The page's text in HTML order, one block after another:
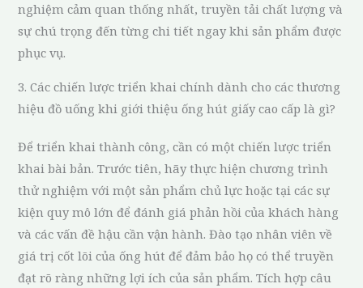
nghiệm cảm quan thống nhất, truyền tải chất lượng và
sự chú trọng đến từng chi tiết ngay khi sản phẩm được
phục vụ.
3. Các chiến lược triển khai chính dành cho các thương
hiệu đồ uống khi giới thiệu ống hút giấy cao cấp là gì?
Để triển khai thành công, cần có một chiến lược triển
khai bài bản. Trước tiên, hãy thực hiện chương trình
thử nghiệm với một sản phẩm chủ lực hoặc tại các sự
kiện quy mô lớn để đánh giá phản hồi của khách hàng
và các vấn đề hậu cần vận hành. Đào tạo nhân viên về
giá trị cốt lõi của ống hút để đảm bảo họ có thể truyền
đạt rõ ràng những lợi ích của sản phẩm. Tích hợp câu